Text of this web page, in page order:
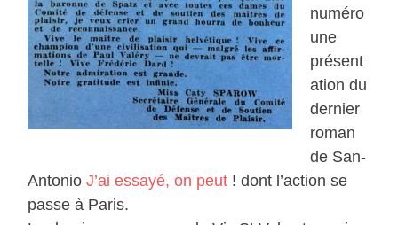
numéro
une
présent
ation du
dernier
roman
de San-
AntonioJ’ai essayé, on peut ! dont l’action se
passe à Paris.